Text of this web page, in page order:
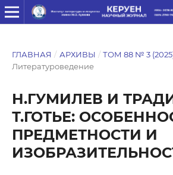
ГЛАВНАЯ / АРХИВЫ / ТОМ 88 № 3
Литературоведение
Н.ГУМИЛЕВ И
Т.ГОТЬЕ:
ПРЕДМЕТНОСТИ И